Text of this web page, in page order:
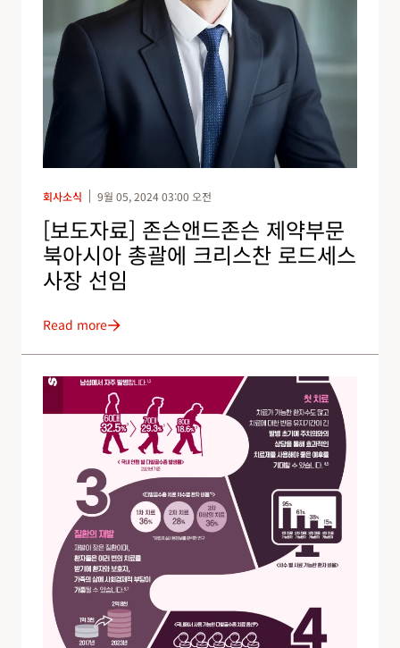
회사소식 9월 05, 2024 03:00 오전
[보도자료] 존슨앤드존슨 제약부문
북아시아 총괄에 크리스찬 로드세스
사장 선임
Read more